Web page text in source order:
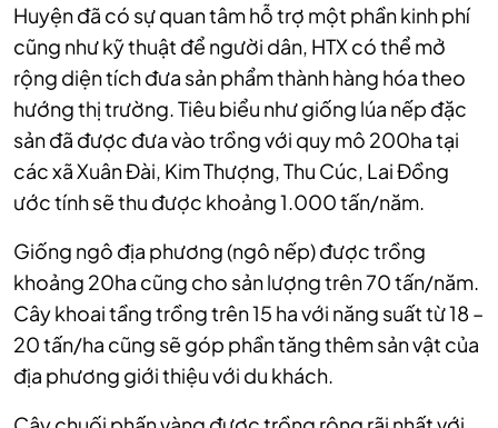
Huyện đã có sự quan tâm hỗ trợ một phần kinh phí
cũng như kỹ thuật để người dân, HTX có thể mở
rộng diện tích đưa sản phẩm thành hàng hóa theo
hướng thị trường. Tiêu biểu như giống lúa nếp đặc
sản đã được đưa vào trồng với quy mô 200ha tại
các xã Xuân Đài, Kim Thượng, Thu Cúc, Lai Đồng
ước tính sẽ thu được khoảng 1.000 tấn/năm.
Giống ngô địa phương (ngô nếp) được trồng
khoảng 20ha cũng cho sản lượng trên 70 tấn/năm.
Cây khoai tầng trồng trên 15 ha với năng suất từ 18 –
20 tấn/ha cũng sẽ góp phần tăng thêm sản vật của
địa phương giới thiệu với du khách.